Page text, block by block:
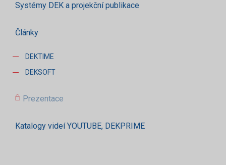
Systémy DEK a projekční publikace
Články
DEKTIME
DEKSOFT
Prezentace
Katalogy videí YOUTUBE, DEKPRIME